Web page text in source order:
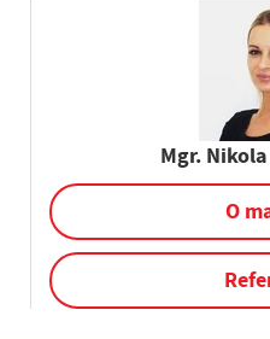
Mgr.
O